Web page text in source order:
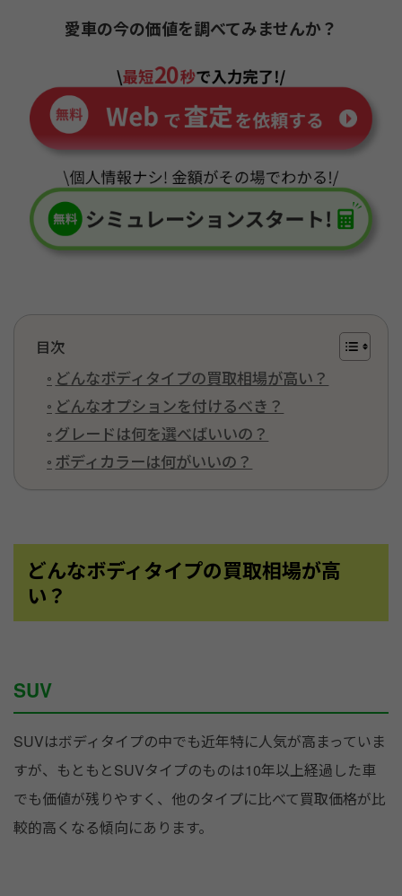
愛車の今の価値を調べてみませんか？
目次
どんなボディタイプの買取相場が高い？
どんなオプションを付けるべき？
グレードは何を選べばいいの？
ボディカラーは何がいいの？
どんなボディタイプの買取相場が高
い？
SUV
SUVはボディタイプの中でも近年特に人気が高まっていま
すが、もともとSUVタイプのものは10年以上経過した車
でも価値が残りやすく、他のタイプに比べて買取価格が比
較的高くなる傾向にあります。